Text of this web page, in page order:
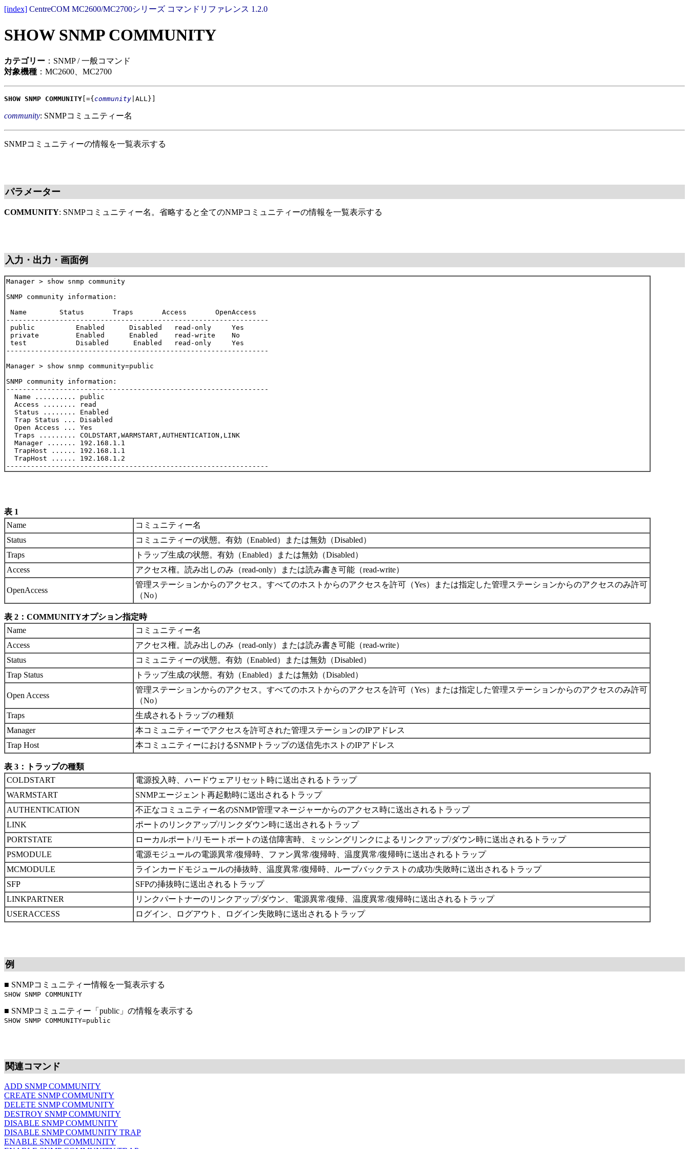
[index] CentreCOM MC2600/MC2700シリーズ コマンドリファレンス 1.2.0
SHOW SNMP COMMUNITY
カテゴリー ：SNMP / 一般コマンド
対象機種 ：MC2600、MC2700
SHOW SNMP COMMUNITY [={ community |ALL}]
community: SNMPコミュニティー名
SNMPコミュニティーの情報を一覧表示する
パラメーター
COMMUNITY: SNMPコミュニティー名。省略すると全てのNMPコミュニティーの情報を一覧表示する
入力・出力・画面例
Manager > show snmp community
SNMP community information:
Name        Status       Traps       Access       OpenAccess
----------------------------------------------------------------
public          Enabled      Disabled   read-only     Yes
private         Enabled      Enabled    read-write    No
test            Disabled      Enabled   read-only     Yes
----------------------------------------------------------------
Manager > show snmp community=public
SNMP community information:
----------------------------------------------------------------
  Name .......... public
  Access ........ read
  Status ........ Enabled
  Trap Status ... Disabled
  Open Access ... Yes
  Traps ......... COLDSTART,WARMSTART,AUTHENTICATION,LINK
  Manager ....... 192.168.1.1
  TrapHost ...... 192.168.1.1
  TrapHost ...... 192.168.1.2
表 1
Name
コミュニティー名
Status
コミュニティーの状態。有効（Enabled）または無効（Disabled）
Traps
トラップ生成の状態。有効（Enabled）または無効（Disabled）
Access
アクセス権。読み出しのみ（read-only）または読み書き可能（read-write）
OpenAccess
管理ステーションからのアクセス。すべてのホストからのアクセスを許可（Yes）または指定した管理ステーションからのアクセスのみ許可
（No）
表 2：COMMUNITYオプション指定時
Name
コミュニティー名
Access
アクセス権。読み出しのみ（read-only）または読み書き可能（read-write）
Status
コミュニティーの状態。有効（Enabled）または無効（Disabled）
Trap Status
トラップ生成の状態。有効（Enabled）または無効（Disabled）
Open Access
管理ステーションからのアクセス。すべてのホストからのアクセスを許可（Yes）または指定した管理ステーションからのアクセスのみ許可
（No）
Traps
生成されるトラップの種類
Manager
本コミュニティーでアクセスを許可された管理ステーションのIPアドレス
Trap Host
本コミュニティーにおけるSNMPトラップの送信先ホストのIPアドレス
表 3：トラップの種類
COLDSTART
電源投入時、ハードウェアリセット時に送出されるトラップ
WARMSTART
SNMPエージェント再起動時に送出されるトラップ
AUTHENTICATION
不正なコミュニティー名のSNMP管理マネージャーからのアクセス時に送出されるトラップ
LINK
ポートのリンクアップ/リンクダウン時に送出されるトラップ
PORTSTATE
ローカルポート/リモートポートの送信障害時、ミッシングリンクによるリンクアップ/ダウン時に送出されるトラップ
PSMODULE
電源モジュールの電源異常/復帰時、ファン異常/復帰時、温度異常/復帰時に送出されるトラップ
MCMODULE
ラインカードモジュールの挿抜時、温度異常/復帰時、ループバックテストの成功/失敗時に送出されるトラップ
SFP
SFPの挿抜時に送出されるトラップ
LINKPARTNER
リンクパートナーのリンクアップ/ダウン、電源異常/復帰、温度異常/復帰時に送出されるトラップ
USERACCESS
ログイン、ログアウト、ログイン失敗時に送出されるトラップ
例
■ SNMPコミュニティー情報を一覧表示する
SHOW SNMP COMMUNITY
■ SNMPコミュニティー「public」の情報を表示する
SHOW SNMP COMMUNITY=public
関連コマンド
ADD SNMP COMMUNITY
CREATE SNMP COMMUNITY
DELETE SNMP COMMUNITY
DESTROY SNMP COMMUNITY
DISABLE SNMP COMMUNITY
DISABLE SNMP COMMUNITY TRAP
ENABLE SNMP COMMUNITY